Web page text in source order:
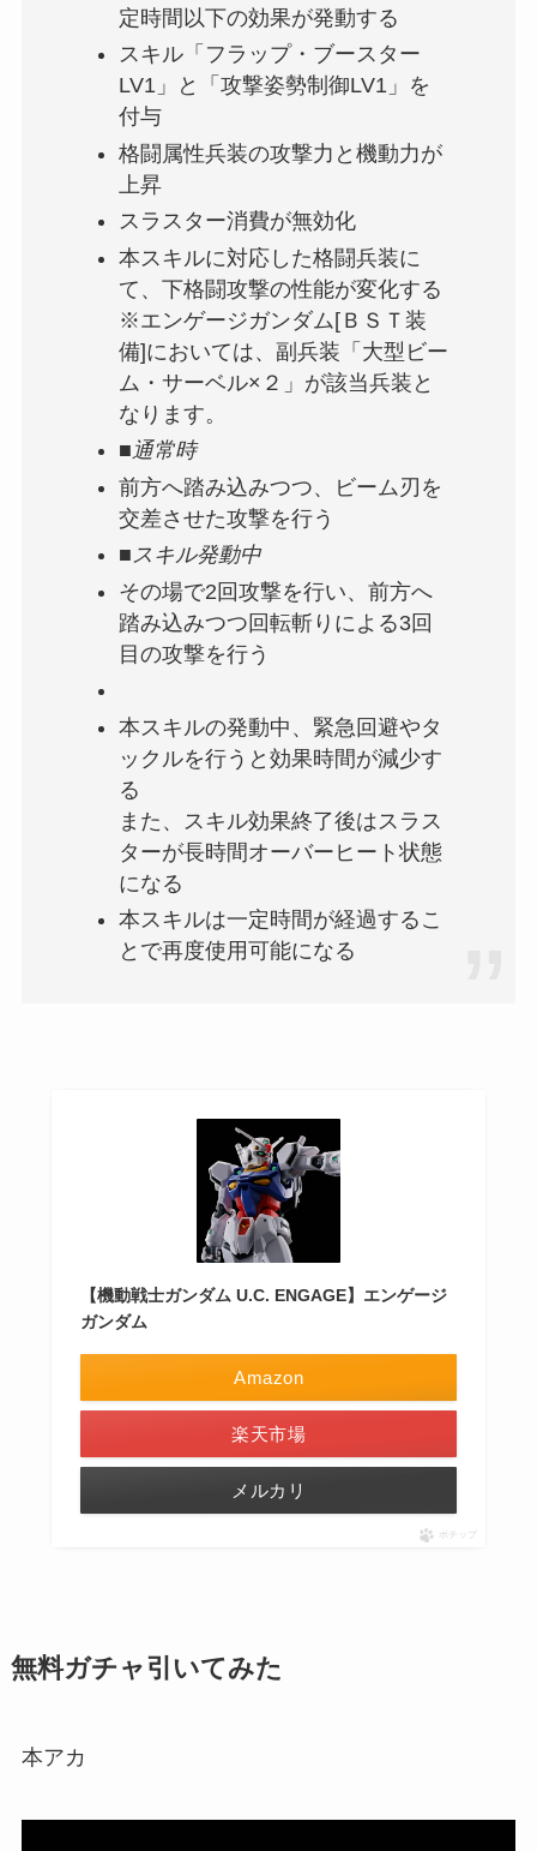
定時間以下の効果が発動する
スキル「フラップ・ブースター
LV1」と「攻撃姿勢制御LV1」を
付与
格闘属性兵装の攻撃力と機動力が
上昇
スラスター消費が無効化
本スキルに対応した格闘兵装に
て、下格闘攻撃の性能が変化する
※エンゲージガンダム[ＢＳＴ装
備]においては、副兵装「大型ビー
ム・サーベル×２」が該当兵装と
なります。
■通常時
前方へ踏み込みつつ、ビーム刃を
交差させた攻撃を行う
■スキル発動中
その場で2回攻撃を行い、前方へ
踏み込みつつ回転斬りによる3回
目の攻撃を行う
本スキルの発動中、緊急回避やタ
ックルを行うと効果時間が減少す
る
また、スキル効果終了後はスラス
ターが長時間オーバーヒート状態
になる
本スキルは一定時間が経過するこ
とで再度使用可能になる
【機動戦士ガンダム U.C. ENGAGE】エンゲージ
ガンダム
Amazon
楽天市場
メルカリ
ポチップ
無料ガチャ引いてみた
本アカ